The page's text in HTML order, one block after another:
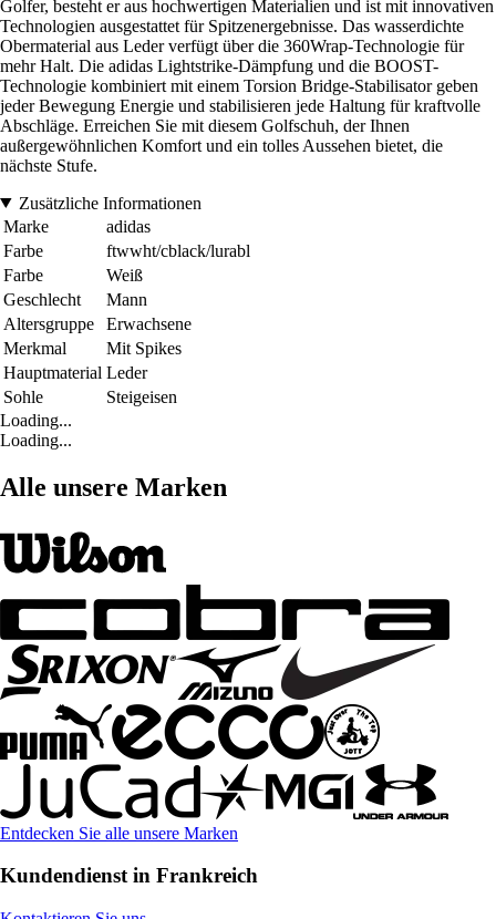
Golfer, besteht er aus hochwertigen Materialien und ist mit innovativen
Technologien ausgestattet für Spitzenergebnisse. Das wasserdichte
Obermaterial aus Leder verfügt über die 360Wrap-Technologie für
mehr Halt. Die adidas Lightstrike-Dämpfung und die BOOST-
Technologie kombiniert mit einem Torsion Bridge-Stabilisator geben
jeder Bewegung Energie und stabilisieren jede Haltung für kraftvolle
Abschläge. Erreichen Sie mit diesem Golfschuh, der Ihnen
außergewöhnlichen Komfort und ein tolles Aussehen bietet, die
nächste Stufe.
Zusätzliche Informationen
Marke
adidas
Farbe
ftwwht/cblack/lurabl
Farbe
Weiß
Geschlecht
Mann
Altersgruppe
Erwachsene
Merkmal
Mit Spikes
Hauptmaterial Leder
Sohle
Steigeisen
Loading...
Loading...
Alle unsere Marken
Entdecken Sie alle unsere Marken
Kundendienst in Frankreich